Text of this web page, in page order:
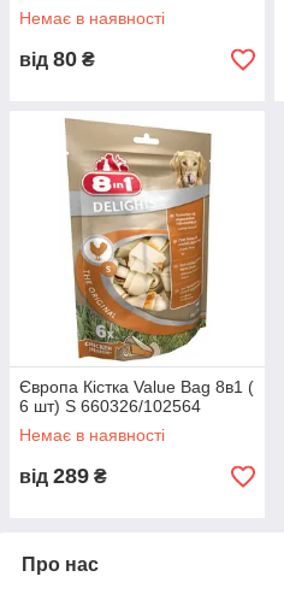
Немає в наявності
від 80 ₴
Європа Кістка Value Bag 8в1 (
6 шт) S 660326/102564
Немає в наявності
від 289 ₴
Про нас